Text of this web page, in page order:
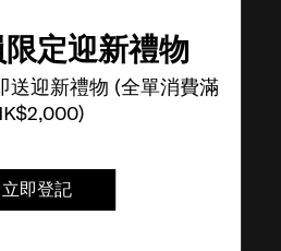
定迎新禮物
送迎新禮物 (全單消費滿
立即登記